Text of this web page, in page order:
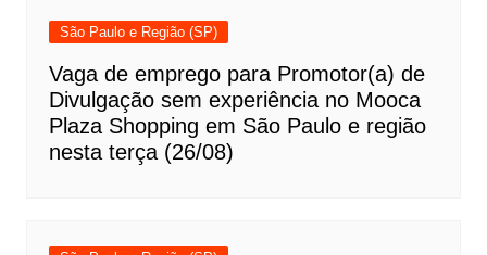
São Paulo e Região (SP)
Vaga de emprego para Promotor(a) de
Divulgação sem experiência no Mooca
Plaza Shopping em São Paulo e região
nesta terça (26/08)